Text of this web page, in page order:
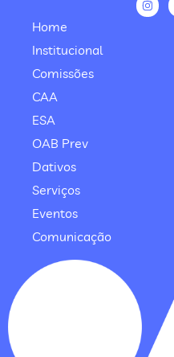
Home
Institucional
Comissões
CAA
ESA
OAB Prev
Dativos
Serviços
Eventos
Comunicação